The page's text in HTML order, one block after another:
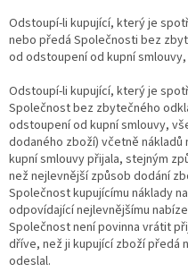
Odstoupí-li kupující, který je
nebo předá Společnosti bez
od odstoupení od kupní
Odstoupí-li kupující, který je
Společnost bez zbytečného
odstoupení od kupní smlouvy,
dodaného zboží) včetně
kupní smlouvy přijala, stejným
než nejlevnější způsob dodání
Společnost kupujícímu náklady
odpovídající nejlevnějšímu
Společnost není povinna vrátit
dříve, než ji kupující zboží předá
odeslal.